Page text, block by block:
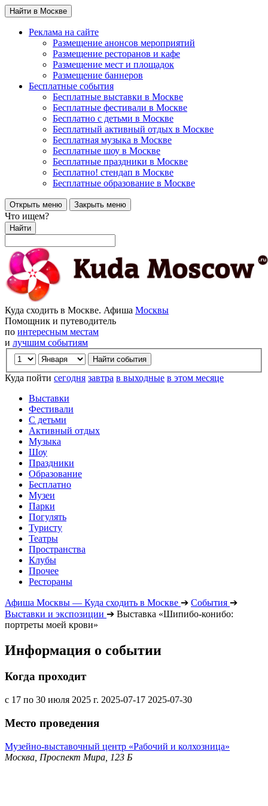
Найти в Москве
Реклама на сайте
Размещение анонсов мероприятий
Размещение ресторанов и кафе
Размещение мест и площадок
Размещение баннеров
Бесплатные события
Бесплатные выставки в Москве
Бесплатные фестивали в Москве
Бесплатно с детьми в Москве
Бесплатный активный отдых в Москве
Бесплатная музыка в Москве
Бесплатные шоу в Москве
Бесплатные праздники в Москве
Бесплатно! стендап в Москве
Бесплатные образование в Москве
Открыть меню Закрыть меню
Что ищем?
Найти
Куда сходить в Москве. Афиша Москвы
Помощник и путеводитель
по интересным местам
и лучшим событиям
Куда пойти сегодня завтра в выходные в этом месяце
Выставки
Фестивали
С детьми
Активный отдых
Музыка
Шоу
Праздники
Образование
Бесплатно
Музеи
Парки
Погулять
Туристу
Театры
Пространства
Клубы
Прочее
Рестораны
Афиша Москвы — Куда сходить в Москве ➔ События ➔
Выставки и экспозиции ➔ Выставка «Шипибо-конибо:
портреты моей крови»
Информация о событии
Когда проходит
с 17 по 30 июля 2025 г. 2025-07-17 2025-07-30
Место проведения
Музейно-выставочный центр «Рабочий и колхозница»
Москва, Проспект Мира, 123 Б